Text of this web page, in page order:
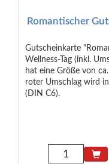
Romantischer
Gutscheinkarte
Wellness-Tag (inkl.
hat eine Größe von
roter Umschlag wird
(DIN C6).